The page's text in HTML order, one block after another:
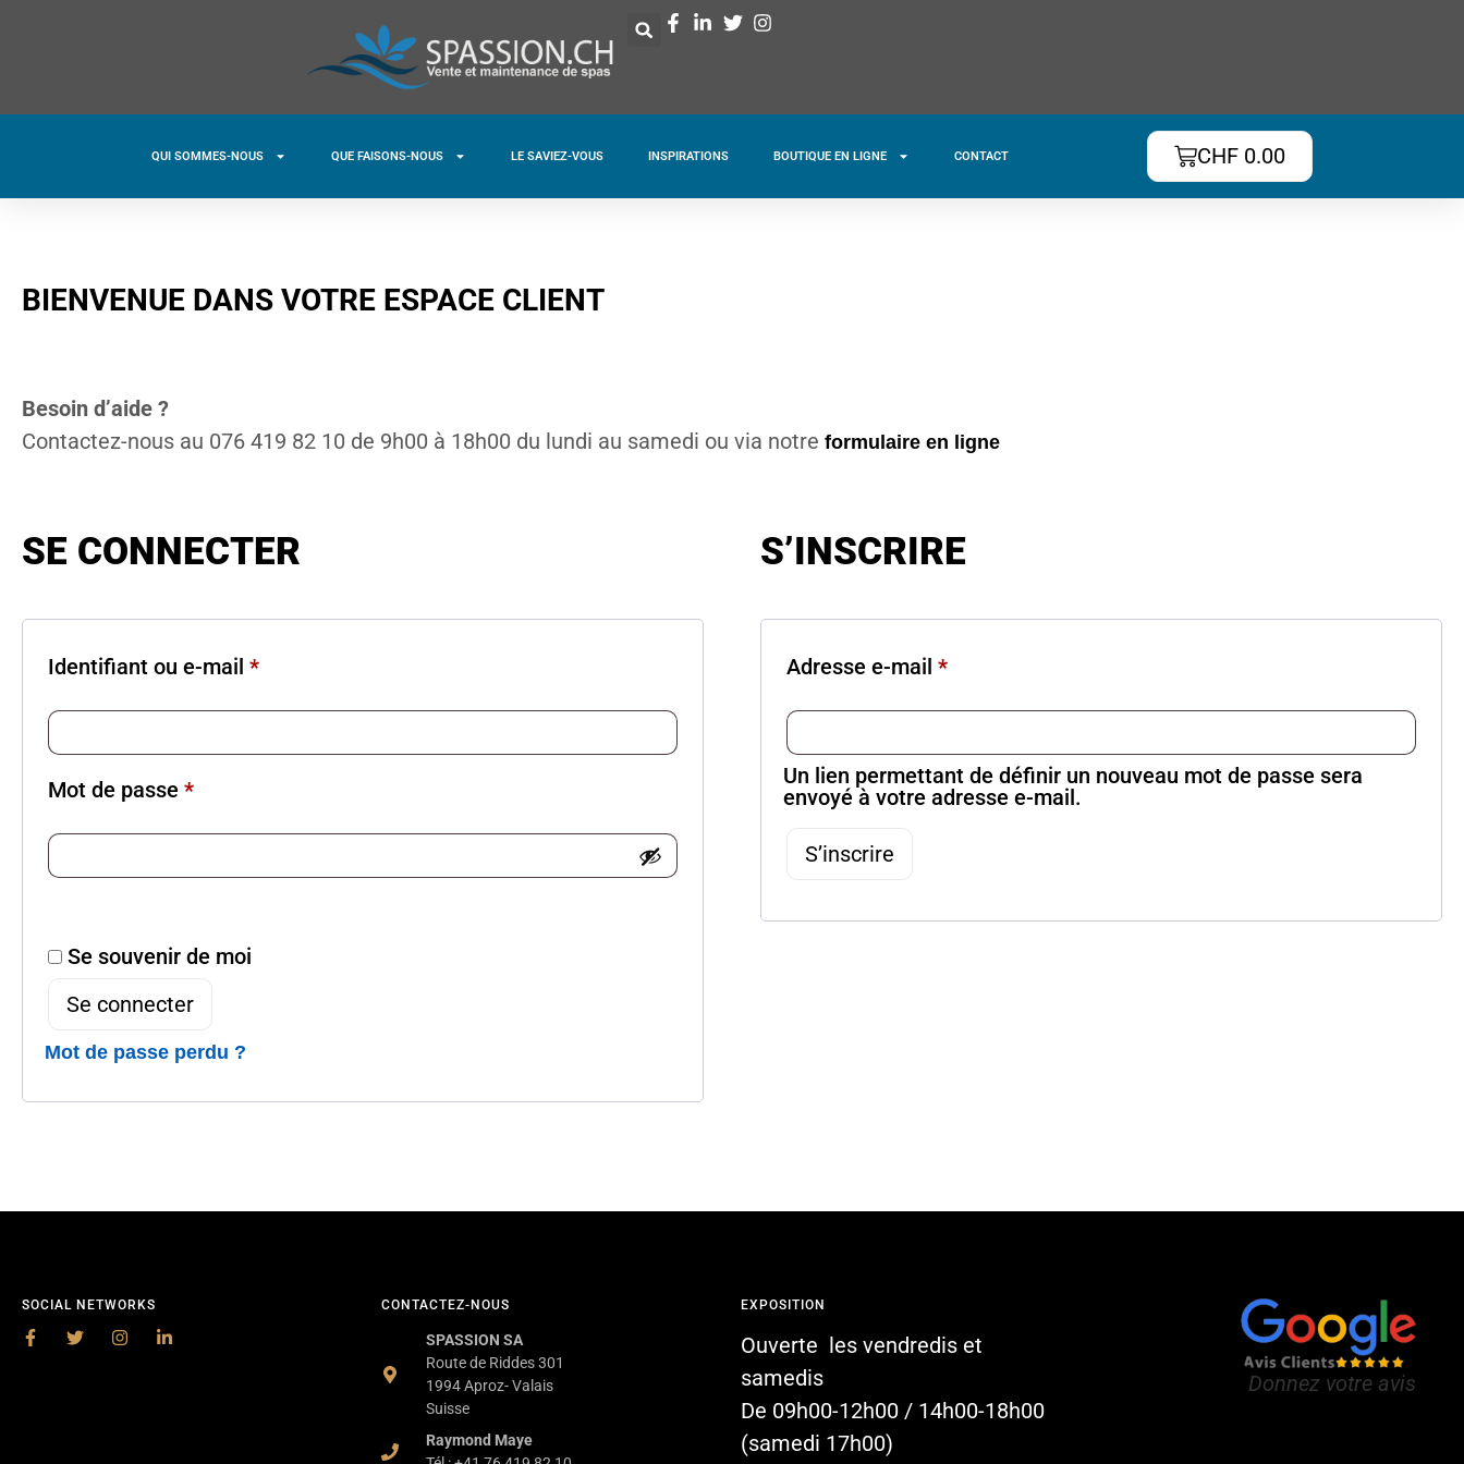
QUI SOMMES-NOUS QUE FAISONS-NOUS LE SAVIEZ-VOUS INSPIRATIONS BOUTIQUE EN LIGNE CONTACT CHF0.00
BIENVENUE DANS VOTRE ESPACE CLIENT
Besoin d’aide ?
Contactez-nous au 076 419 82 10 de 9h00 à 18h00 du lundi au samedi ou via notre formulaire en ligne
SE CONNECTER
Identifiant ou e-mail *
Mot de passe *
Se souvenir de moi
Se connecter
Mot de passe perdu ?
S’INSCRIRE
Adresse e-mail*
Un lien permettant de définir un nouveau mot de passe sera
envoyé à votre adresse e-mail.
S’inscrire
SOCIAL NETWORKS CONTACTEZ-NOUS
SPASSION SA
Route de Riddes 301
1994 Aproz- Valais
Suisse
Raymond Maye
EXPOSITION
Ouverte les vendredis et
samedis
De 09h00-12h00 / 14h00-18h00
(samedi 17h00)
Donnez votre avis